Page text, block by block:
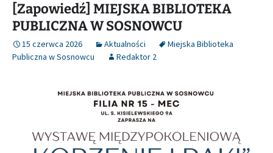
[Zapowiedź] MIEJSKA BIBLIOTEKA
PUBLICZNA W SOSNOWCU
15 czerwca 2026 Aktualności
Miejska Biblioteka
Publiczna w Sosnowcu
Redaktor 2